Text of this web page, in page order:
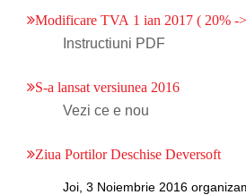
Modificare TVA 1 ian 2017 ( 20% -
Instructiuni PDF
S-a lansat versiunea 2016
Vezi ce e nou
Ziua Portilor Deschise Deversoft
Joi, 3 Noiembrie 2016